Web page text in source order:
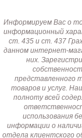
Информируем Вас о
информационный
ст. 435 и ст. 437
данном интернет-
них.
представленного
товаров и услуг.
полноту всей
использования
информации о
отдела клиентского